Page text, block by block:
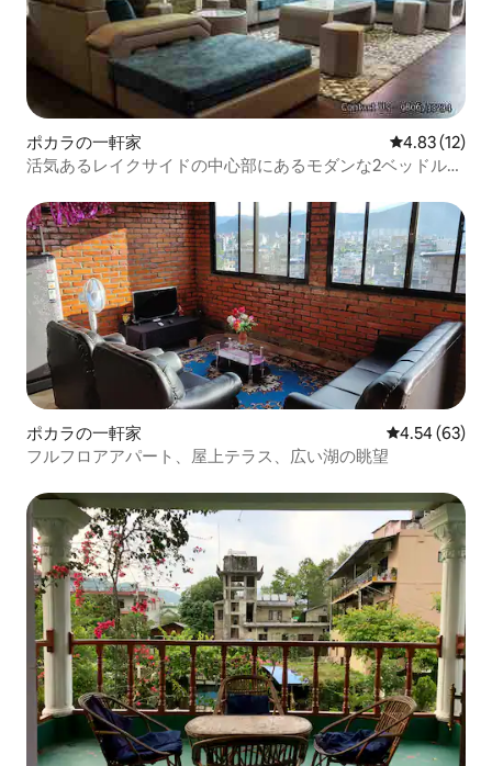
ポカラの一軒家 レビュー12
4.83 (12)
活気あるレイクサイドの中心部にあるモダンな2ベッドルー
ポカラの一軒家 レビュー63
4.54 (63)
フルフロアアパート、屋上テラス、広い湖の眺望